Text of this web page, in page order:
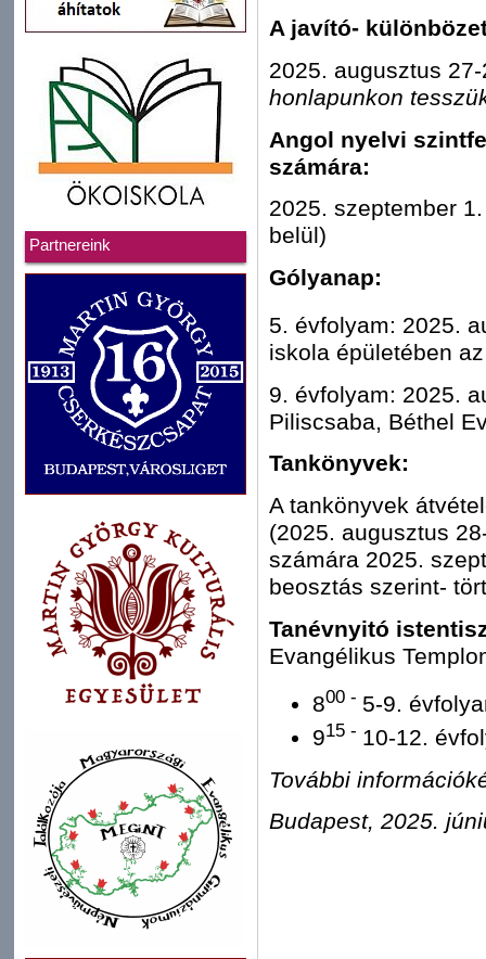
Partnereink
A javító-
2025. augusztus
honlapunkon
Angol nyelvi
számára:
2025. szeptember
belül)
Gólyanap:
5. évfolyam: 2025.
iskola épületében
9. évfolyam: 2025.
Piliscsaba, Béthel
Tankönyvek:
A tankönyvek
(2025. augusztus
számára 2025.
beosztás szerint-
Tanévnyitó
Evangélikus
800 - 5-9.
915 - 10-12.
További
Budapest, 2025.